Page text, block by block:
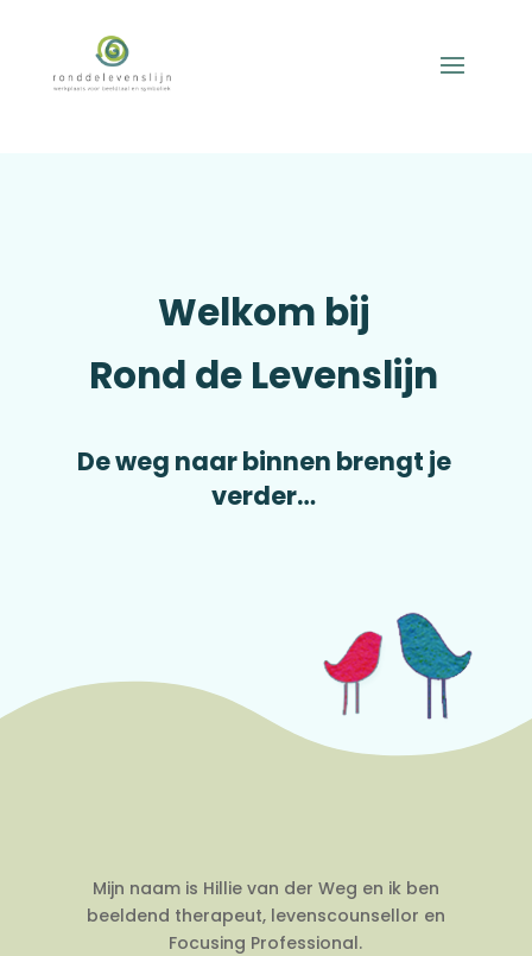
Welkom bij
Rond de Levenslijn
De weg naar binnen brengt je
verder…
Mijn naam is Hillie van der Weg en ik ben
beeldend therapeut, levenscounsellor en
Focusing Professional.